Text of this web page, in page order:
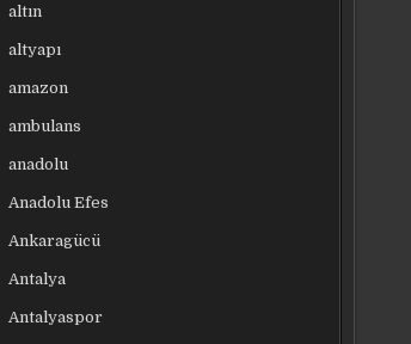
altın
altyapı
amazon
ambulans
anadolu
Anadolu Efes
Ankaragücü
Antalya
Antalyaspor